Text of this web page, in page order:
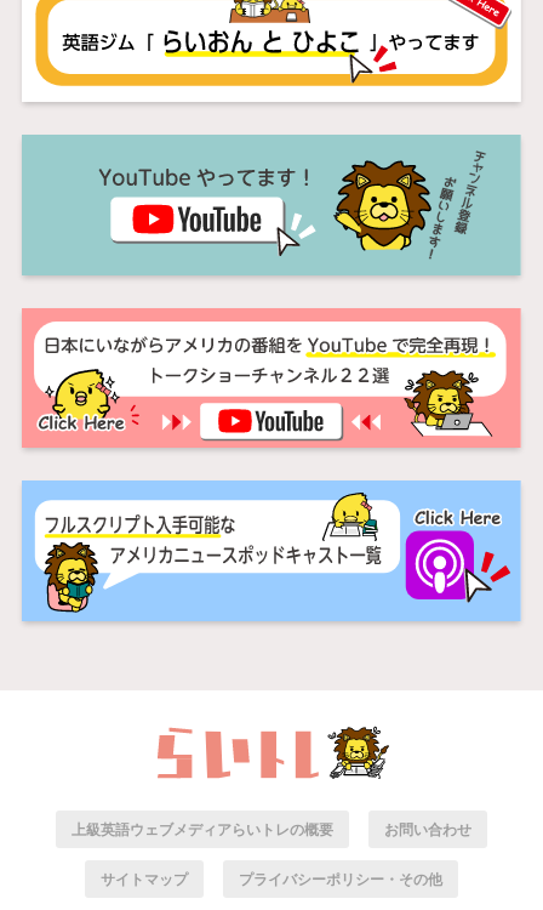
上級英語ウェブメディアらいトレの概要 お問い合わせ
サイトマップ プライバシーポリシー・その他